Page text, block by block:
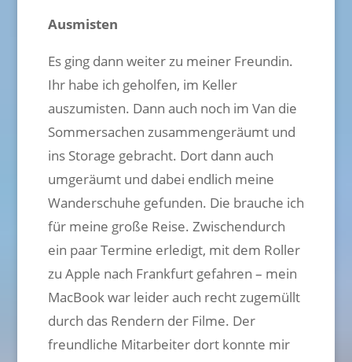
Ausmisten
Es ging dann weiter zu meiner Freundin.
Ihr habe ich geholfen, im Keller
auszumisten. Dann auch noch im Van die
Sommersachen zusammengeräumt und
ins Storage gebracht. Dort dann auch
umgeräumt und dabei endlich meine
Wanderschuhe gefunden. Die brauche ich
für meine große Reise. Zwischendurch
ein paar Termine erledigt, mit dem Roller
zu Apple nach Frankfurt gefahren – mein
MacBook war leider auch recht zugemüllt
durch das Rendern der Filme. Der
freundliche Mitarbeiter dort konnte mir